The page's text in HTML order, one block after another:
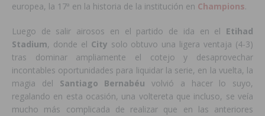
europea, la 17ª en la historia de la institución en Champions.
Luego de salir airosos en el partido de ida en el Etihad
Stadium, donde el City solo obtuvo una ligera ventaja (4-3)
tras dominar ampliamente el cotejo y desaprovechar
incontables oportunidades para liquidar la serie, en la vuelta, la
magia del Santiago Bernabéu volvió a hacer lo suyo,
regalando en esta ocasión, una voltereta que incluso, se veía
mucho más complicada de realizar que en las anteriores